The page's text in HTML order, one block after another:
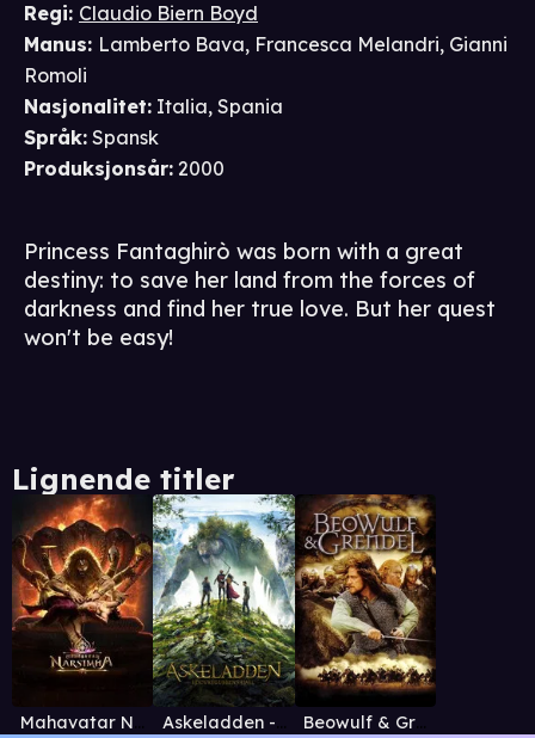
Regi: Claudio Biern Boyd
Manus: Lamberto Bava, Francesca Melandri, Gianni
Romoli
Nasjonalitet: Italia, Spania
Språk: Spansk
Produksjonsår: 2000
Princess Fantaghirò was born with a great
destiny: to save her land from the forces of
darkness and find her true love. But her quest
won't be easy!
Lignende titler
Mahavatar Narsimha - Telugu Askeladden - I Dovregubbens hall Beowulf & Grendel